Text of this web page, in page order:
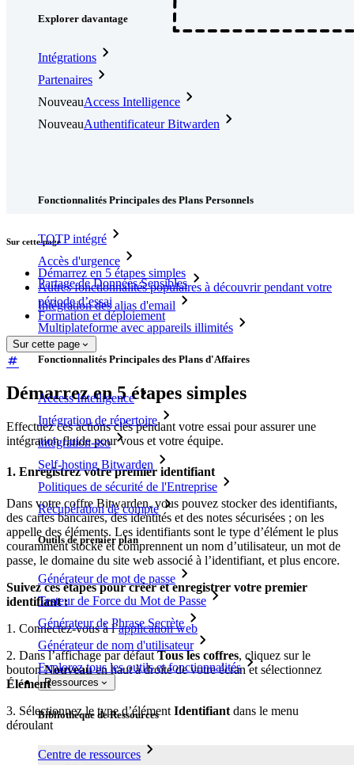
Explorer davantage
Intégrations
Partenaires
NouveauAccess Intelligence
NouveauAuthentificateur Bitwarden
Fonctionnalités Principales des Plans Personnels
TOTP intégré
Accès d'urgence
Partage de Données Sensibles
Intégration des alias d'email
Multiplateforme avec appareils illimités
Fonctionnalités Principales des Plans d'Affaires
Access Intelligence
Intégration de répertoire
intégration-sso
Self-hosting Bitwarden
Politiques de sécurité de l'Entreprise
Récupération de compte
Outils de premier plan
Générateur de mot de passe
Testeur de Force du Mot de Passe
Générateur de Phrase Secrète
Générateur de nom d'utilisateur
Explorez tous les outils et fonctionnalités
Ressources
Bibliothèque de Ressources
Centre de ressources
Sur cette page
Démarrez en 5 étapes simples
Autres fonctionnalités populaires à découvrir pendant votre
période d’essai
Formation et déploiement
Sur cette page
Démarrez en 5 étapes simples
Effectuez ces actions clés pendant votre essai pour assurer une
intégration fluide pour vous et votre équipe.
1. Enregistrez votre premier identifiant
Dans votre coffre Bitwarden, vous pouvez stocker des identifiants,
des cartes bancaires, des identités et des notes sécurisées ; on les
appelle des éléments. Les identifiants sont le type d’élément le plus
couramment stocké et comprennent un nom d’utilisateur, un mot de
passe, le domaine du site web associé à l’identifiant, et plus encore.
Suivez ces étapes pour créer et enregistrer votre premier
identifiant :
1. Connectez-vous à l’application web
2. Dans l’affichage par défautTous les coffres, cliquez sur le
boutonNouveauen haut à droite de votre écran et sélectionnez
Élément
3. Sélectionnez le type d’élément Identifiant dans le menu
déroulant